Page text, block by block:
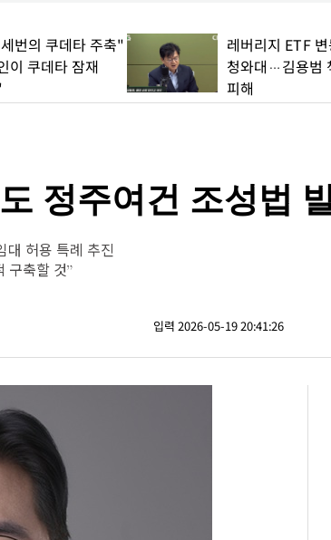
번의 쿠데타 주축"
이 쿠데타 잠재
레버리지 ETF
청와대…김용범
피해
정주여건 조성법
대 허용 특례 추진
구축할 것”
입력 2026-05-19 20:41:26